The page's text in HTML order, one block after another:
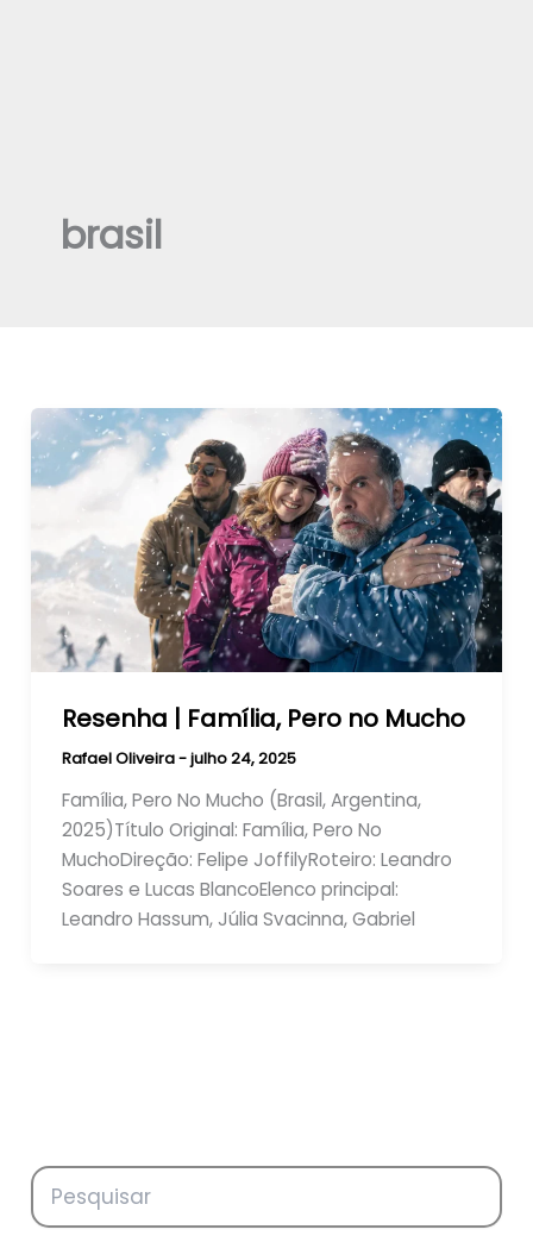
brasil
Resenha | Família, Pero no Mucho
Rafael Oliveira-julho 24, 2025
Família, Pero No Mucho (Brasil, Argentina,
2025)Título Original: Família, Pero No
MuchoDireção: Felipe JoffilyRoteiro: Leandro
Soares e Lucas BlancoElenco principal:
Leandro Hassum, Júlia Svacinna, Gabriel